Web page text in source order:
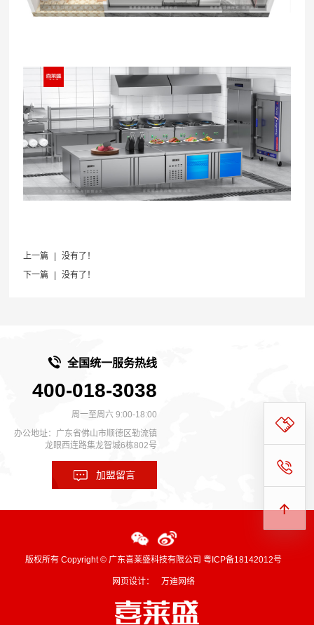
上一篇
没有了！
下一篇
没有了！
全国统一服务热线
400-018-3038
周一至周六 9:00-18:00
办公地址：广东省佛山市顺德区勒流镇
龙眼西连路集龙智城6栋802号
加盟留言
版权所有 Copyright © 广东喜莱盛科技有限公司 粤ICP备18142012号
网页设计： 万迪网络